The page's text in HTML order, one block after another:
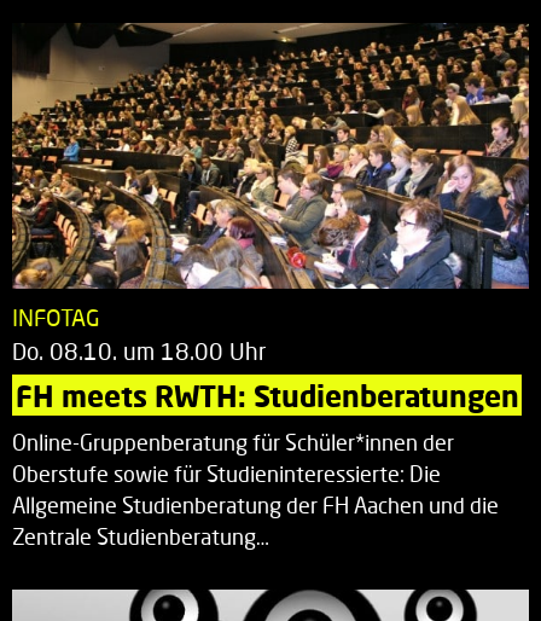
INFOTAG
Do. 08.10. um 18.00 Uhr
FH meets RWTH: Studienberatungen
Online-Gruppenberatung für Schüler*innen der
Oberstufe sowie für Studieninteressierte: Die
Allgemeine Studienberatung der FH Aachen und die
Zentrale Studienberatung…